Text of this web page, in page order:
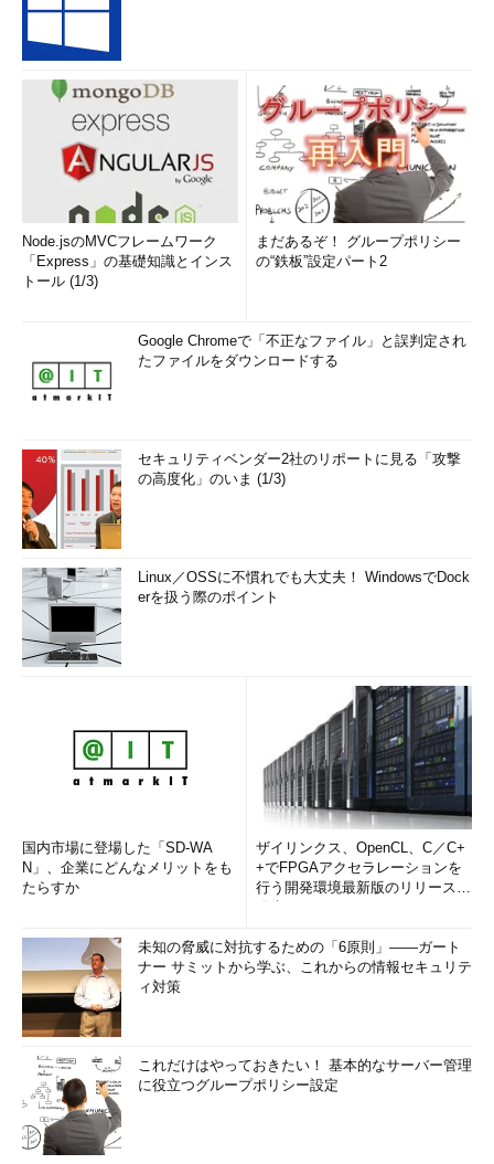
Node.jsのMVCフレームワーク
「Express」の基礎知識とインス
トール (1/3)
まだあるぞ！ グループポリシー
の“鉄板”設定パート2
Google Chromeで「不正なファイル」と誤判定され
たファイルをダウンロードする
セキュリティベンダー2社のリポートに見る「攻撃
の高度化」のいま (1/3)
Linux／OSSに不慣れでも大丈夫！ WindowsでDock
erを扱う際のポイント
国内市場に登場した「SD-WA
N」、企業にどんなメリットをも
たらすか
ザイリンクス、OpenCL、C／C+
+でFPGAアクセラレーションを
行う開発環境最新版のリリースを
未知の脅威に対抗するための「6原則」――ガート
ナー サミットから学ぶ、これからの情報セキュリテ
ィ対策
これだけはやっておきたい！ 基本的なサーバー管理
に役立つグループポリシー設定